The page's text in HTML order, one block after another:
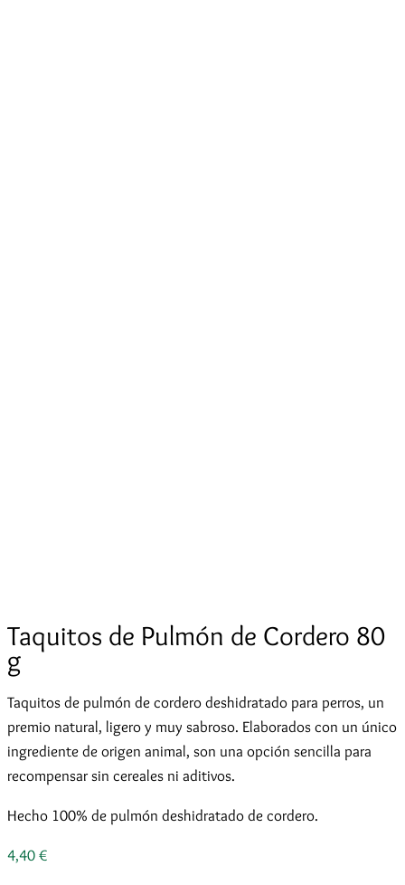
Taquitos de Pulmón de Cordero 80
g
Taquitos de pulmón de cordero deshidratado para perros, un
premio natural, ligero y muy sabroso. Elaborados con un único
ingrediente de origen animal, son una opción sencilla para
recompensar sin cereales ni aditivos.
Hecho 100% de pulmón deshidratado de cordero.
4,40 €